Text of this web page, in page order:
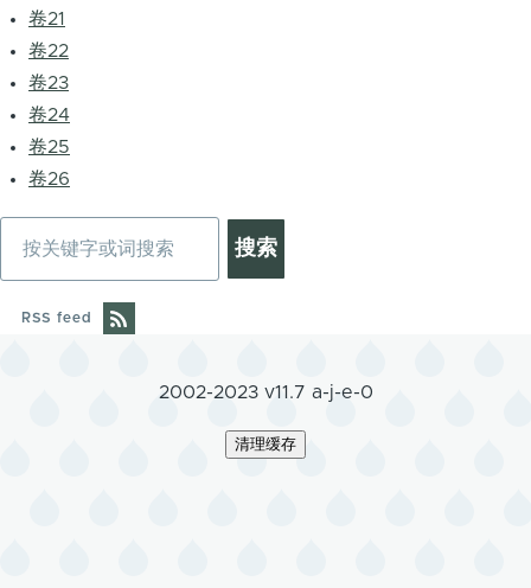
卷21
卷22
卷23
卷24
卷25
卷26
RSS feed
2002-2023 v11.7 a-j-e-0